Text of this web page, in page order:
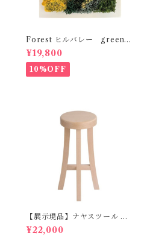
Forest ヒルバレー green s
enses
¥19,800
10%OFF
【展示現品】ナヤスツール M
GREENHOLT
¥22,000